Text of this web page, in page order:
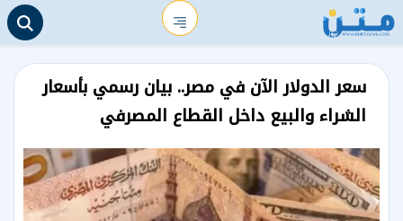
سعر الدولار الآن في مصر.. بيان رسمي بأسعار
الشراء والبيع داخل القطاع المصرفي